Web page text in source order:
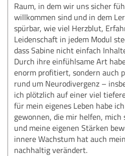
Raum, in dem wir uns sicher
willkommen sind und in dem
spürbar, wie viel Herzblut,
Leidenschaft in jedem Modul
dass Sabine nicht einfach
Durch ihre einfühlsame Art
enorm profitiert, sondern auch
rund um Neurodivergenz –
ich plötzlich auf einer viel
für mein eigenes Leben habe
gewonnen, die mir helfen, mich
und meine eigenen Stärken
innere Wachstum hat auch
nachhaltig verändert.